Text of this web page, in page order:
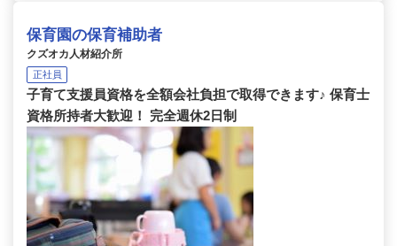
保育園の保育補助者
クズオカ人材紹介所
正社員
子育て支援員資格を全額会社負担で取得できます♪ 保育士
資格所持者大歓迎！ 完全週休2日制